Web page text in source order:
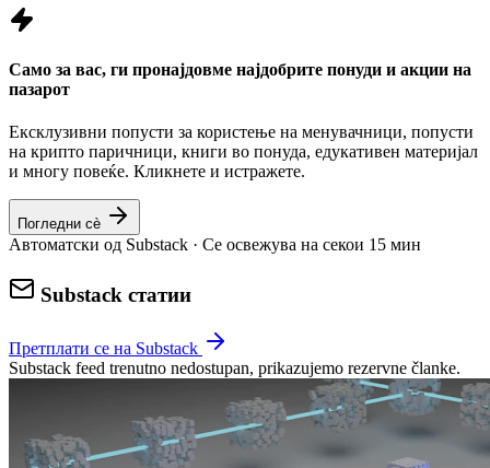
Само за вас, ги пронајдовме најдобрите понуди и акции на
пазарот
Ексклузивни попусти за користење на менувачници, попусти
на крипто паричници, книги во понуда, едукативен материјал
и многу повеќе. Кликнете и истражете.
Погледни сè
Автоматски од Substack · Се освежува на секои 15 мин
Substack статии
Претплати се на Substack
Substack feed trenutno nedostupan, prikazujemo rezervne članke.